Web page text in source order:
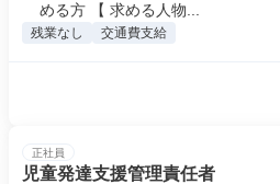
める方 【 求める人物...
残業なし 交通費支給
正社員
児童発達支援管理責任者